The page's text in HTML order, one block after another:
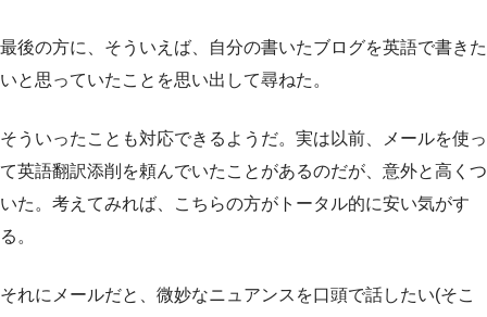
最後の方に、そういえば、自分の書いたブログを英語で書きた
いと思っていたことを思い出して尋ねた。
そういったことも対応できるようだ。実は以前、メールを使っ
て英語翻訳添削を頼んでいたことがあるのだが、意外と高くつ
いた。考えてみれば、こちらの方がトータル的に安い気がす
る。
それにメールだと、微妙なニュアンスを口頭で話したい(そこ